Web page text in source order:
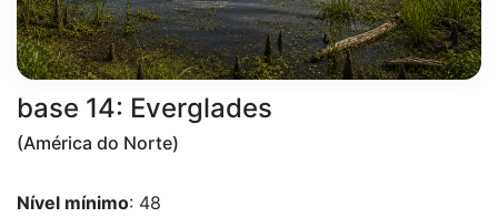
base 14: Everglades
(América do Norte)
Nível mínimo: 48